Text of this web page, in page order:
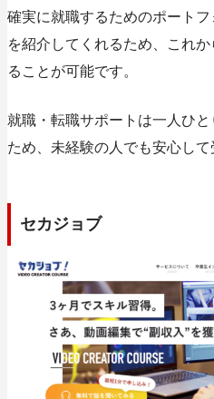
確実に就職するためのポート
を紹介してくれるため、これ
ることが可能です。
就職・転職サポートは一人ひ
ため、未経験の人でも安心して
セカジョブ